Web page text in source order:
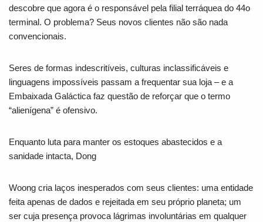
descobre que agora é o responsável pela filial terráquea do 44o
terminal. O problema? Seus novos clientes não são nada
convencionais.
Seres de formas indescritíveis, culturas inclassificáveis e
linguagens impossíveis passam a frequentar sua loja – e a
Embaixada Galáctica faz questão de reforçar que o termo
“alienígena” é ofensivo.
Enquanto luta para manter os estoques abastecidos e a
sanidade intacta, Dong
Woong cria laços inesperados com seus clientes: uma entidade
feita apenas de dados e rejeitada em seu próprio planeta; um
ser cuja presença provoca lágrimas involuntárias em qualquer